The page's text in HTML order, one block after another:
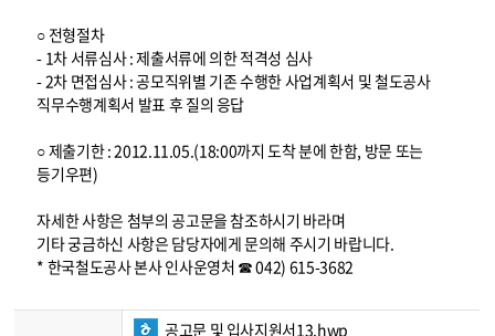
○ 전형절차
- 1차 서류심사 : 제출서류에 의한 적격성 심사
- 2차 면접심사 : 공모직위별 기존 수행한 사업계획서 및 철도공사
직무수행계획서 발표 후 질의 응답
○ 제출기한 : 2012.11.05.(18:00까지 도착 분에 한함, 방문 또는
등기우편)
자세한 사항은 첨부의 공고문을 참조하시기 바라며
기타 궁금하신 사항은 담당자에게 문의해 주시기 바랍니다.
* 한국철도공사 본사 인사운영처 ☎ 042) 615-3682
공고문 및 입사지원서13.hwp